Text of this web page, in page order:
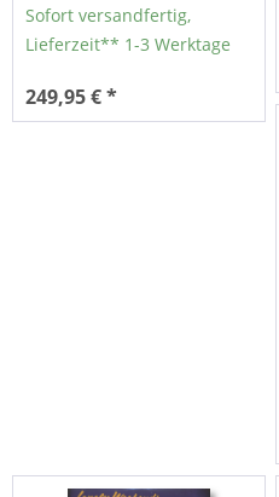
Sofort versandfertig,
Lieferzeit** 1-3 Werktage
249,95 € *